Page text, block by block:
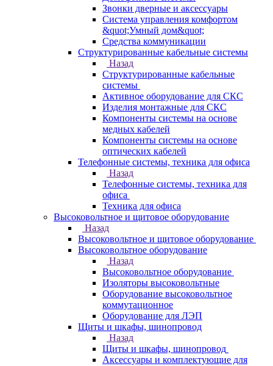
Звонки дверные и аксессуары
Система управления комфортом
&quot;Умный дом&quot;
Средства коммуникации
Структурированные кабельные системы
Назад
Структурированные кабельные
системы
Активное оборудование для СКС
Изделия монтажные для СКС
Компоненты системы на основе
медных кабелей
Компоненты системы на основе
оптических кабелей
Телефонные системы, техника для офиса
Назад
Телефонные системы, техника для
офиса
Техника для офиса
Высоковольтное и щитовое оборудование
Назад
Высоковольтное и щитовое оборудование
Высоковольтное оборудование
Назад
Высоковольтное оборудование
Изоляторы высоковольтные
Оборудование высоковольтное
коммутационное
Оборудование для ЛЭП
Щиты и шкафы, шинопровод
Назад
Щиты и шкафы, шинопровод
Аксессуары и комплектующие для